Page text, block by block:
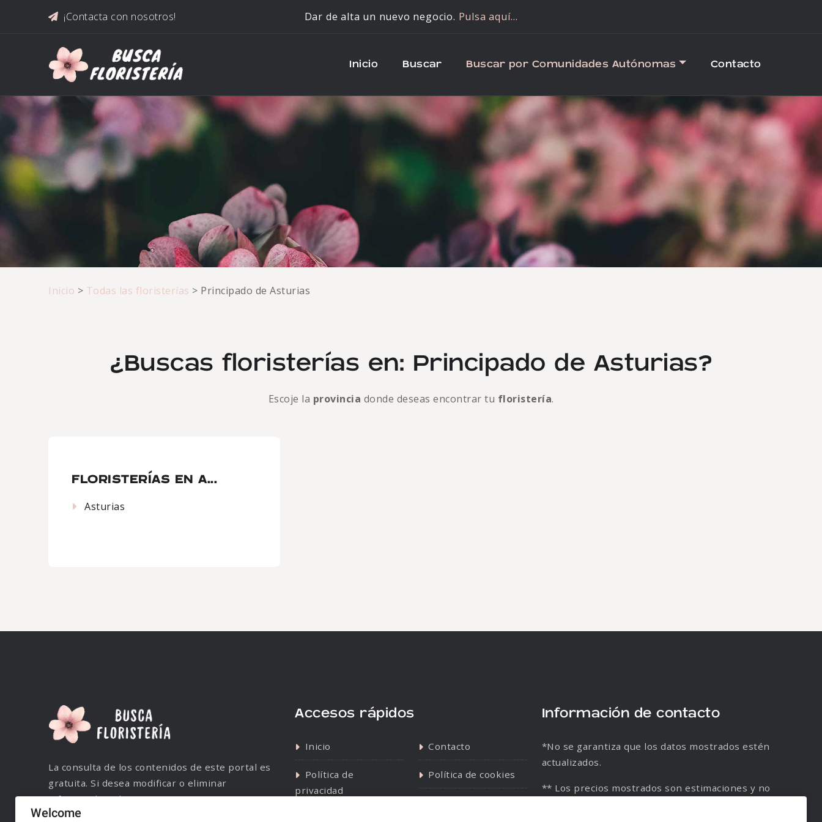
¡Contacta con nosotros! Dar de alta un nuevo negocio. Pulsa aquí…
Inicio Buscar Buscar por Comunidades Autónomas Contacto
Inicio > Todas las floristerías > Principado de Asturias
¿Buscas floristerías en: Principado de Asturias?
Escoje la provincia donde deseas encontrar tu floristería.
FLORISTERÍAS EN A...
Asturias
La consulta de los contenidos de este portal es
gratuita. Si desea modificar o eliminar
información, póngase en contacto con nuestro
servicio de atención al cliente mediante correo
Accesos rápidos
Inicio Contacto
Política de
privacidad
Política de cookies
Información de contacto
*No se garantiza que los datos mostrados estén
actualizados.
** Los precios mostrados son estimaciones y no
Welcome